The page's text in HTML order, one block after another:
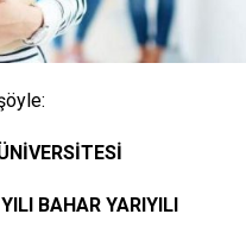
notları gösteren
imza ya da Islak İmzalı)
LYS ve ÖSYS Sonuç
BAHAR YARIYILI